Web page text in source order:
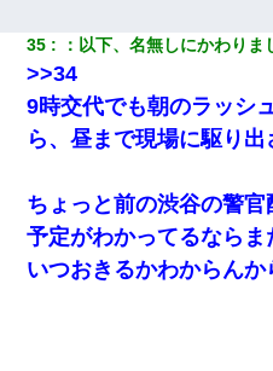
35 ： 以下、名無しにかわり
>>34
9時交代でも朝のラッシ
ら、昼まで現場に駆り出
ちょっと前の渋谷の警
予定がわかってるならま
いつおきるかわからんか